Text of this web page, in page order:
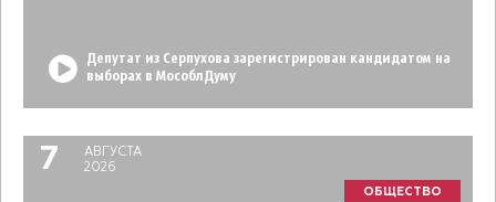
Депутат из Серпухова зарегистрирован кандидатом на
выборах в МособлДуму
7
АВГУСТА
2026
ОБЩЕСТВО